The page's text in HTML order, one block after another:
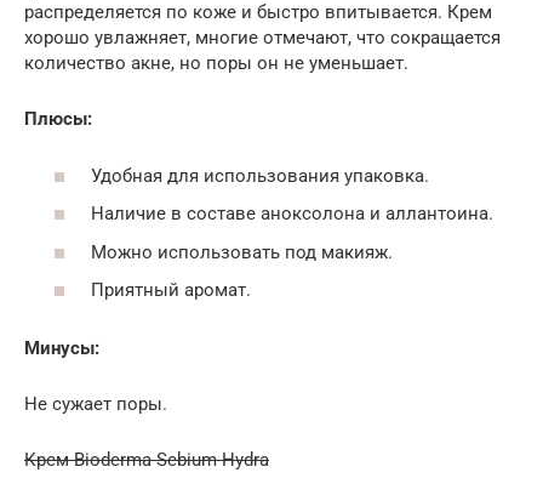
распределяется по коже и быстро впитывается. Крем
хорошо увлажняет, многие отмечают, что сокращается
количество акне, но поры он не уменьшает.
Плюсы:
Удобная для использования упаковка.
Наличие в составе аноксолона и аллантоина.
Можно использовать под макияж.
Приятный аромат.
Минусы:
Не сужает поры.
Крем Bioderma Sebium Hydra